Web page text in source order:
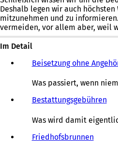
Deshalb legen wir auch höchsten
mitzunehmen und zu
vermeiden, vor allem aber, weil
Im Detail
Beisetzung ohne
Was passiert, wenn
Bestattungsgebühren
Was wird damit
Friedhofsbrunnen